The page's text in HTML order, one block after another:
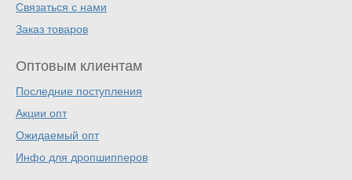
Связаться с нами
Заказ товаров
Оптовым клиентам
Последние поступления
Акции опт
Ожидаемый опт
Инфо для дропшипперов